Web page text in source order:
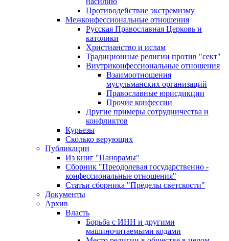
Противодействие экстремизму
Межконфессиональные отношения
Русская Православная Церковь и
католики
Христианство и ислам
Традиционные религии против "сект"
Внутриконфессиональные отношения
Взаимоотношения
мусульманских организаций
Православные юрисдикции
Прочие конфессии
Другие примеры сотрудничества и
конфликтов
Курьезы
Сколько верующих
Публикации
Из книг "Панорамы"
Сборник "Преодолевая государственно -
конфессиональные отношения"
Статьи сборника "Пределы светскости"
Документы
Архив
Власть
Борьба с ИНН и другими
машиночитаемыми кодами